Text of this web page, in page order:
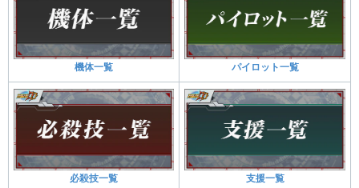
機体一覧 パイロット一覧
必殺技一覧 支援一覧